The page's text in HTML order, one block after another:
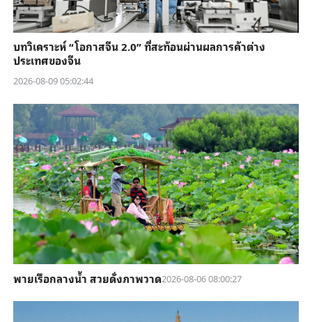
บทวิเคราะห์ “โอกาสจีน 2.0” ที่สะท้อนผ่านผลการค้าต่าง
ประเทศของจีน
2026-08-09 05:02:44
พายเรือกลางน้ำ สวยดั่งภาพวาด2026-08-06 08:00:27